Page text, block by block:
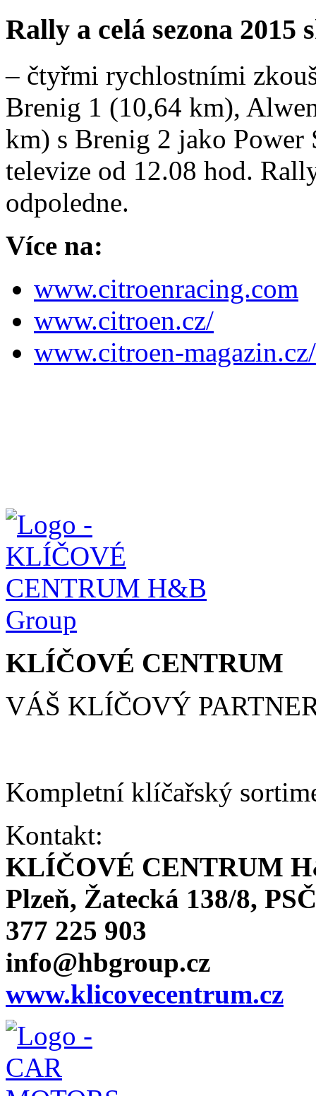
Rally a celá sezona 2015
– čtyřmi rychlostními
Brenig 1 (10,64 km),
km) s Brenig 2 jako Power
televize od 12.08 hod.
odpoledne.
Více na:
www.citroenracing.com
www.citroen.cz/
www.citroen-magazin.cz/
KLÍČOVÉ CENTRUM
VÁŠ KLÍČOVÝ
Kompletní klíčařský
Kontakt:
KLÍČOVÉ CENTRUM
Plzeň, Žatecká 138/8,
377 225 903
info@hbgroup.cz
www.klicovecentrum.cz